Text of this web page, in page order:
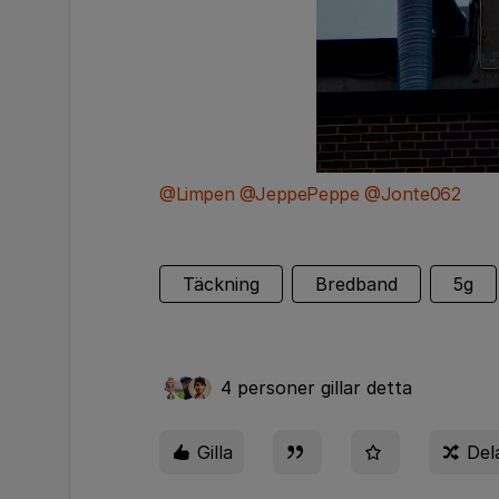
@Limpen @JeppePeppe​@Jonte062
Täckning Bredband 5g
4 personer gillar detta
Gilla